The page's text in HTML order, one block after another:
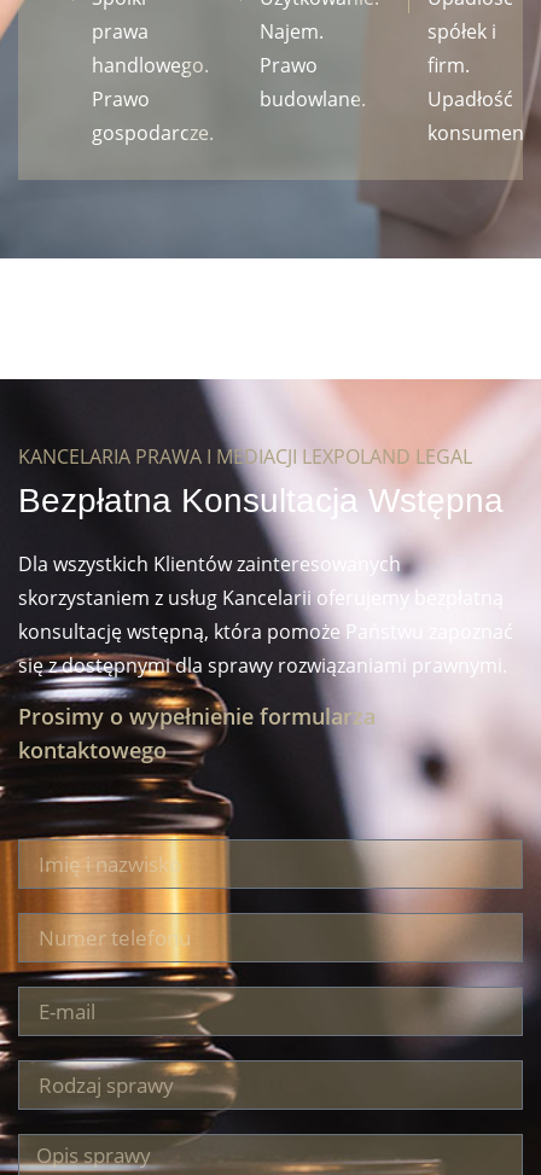
prawa
handlowego.
Prawo
gospodarcze.
Najem.
Prawo
budowlane.
spółek i
firm.
Upadłość
KANCELARIA PRAWA I MEDIACJI LEXPOLAND LEGAL
Bezpłatna Konsultacja Wstępna
Dla wszystkich Klientów zainteresowanych
skorzystaniem z usług Kancelarii oferujemy bezpłatną
konsultację wstępną, która pomoże Państwu zapoznać
się z dostępnymi dla sprawy rozwiązaniami prawnymi.
Prosimy o wypełnienie formularza
kontaktowego